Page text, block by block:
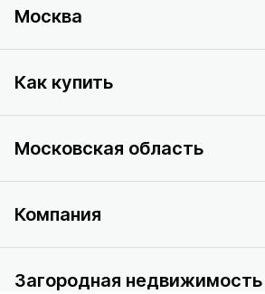
Москва
Как купить
Московская область
Компания
Загородная недвижимость